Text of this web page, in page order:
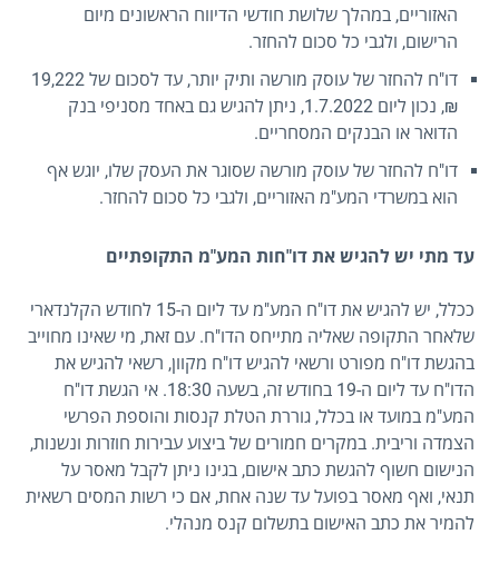
האזוריים, במהלך שלושת חודשי הדיווח הראשונים מיום
הרישום, ולגבי כל סכום להחזר.
דו"ח להחזר של עוסק מורשה ותיק יותר, עד לסכום של 19,222
₪, נכון ליום 1.7.2022, ניתן להגיש גם באחד מסניפי בנק
הדואר או הבנקים המסחריים.
דו"ח להחזר של עוסק מורשה שסוגר את העסק שלו, יוגש אף
הוא במשרדי המע"מ האזוריים, ולגבי כל סכום להחזר.
עד מתי יש להגיש את דו"חות המע"מ התקופתיים
ככלל, יש להגיש את דו"ח המע"מ עד ליום ה-15 לחודש הקלנדארי
שלאחר התקופה שאליה מתייחס הדו"ח. עם זאת, מי שאינו מחוייב
בהגשת דו"ח מפורט ורשאי להגיש דו"ח מקוון, רשאי להגיש את
הדו"ח עד ליום ה-19 בחודש זה, בשעה 18:30. אי הגשת דו"ח
המע"מ במועד או בכלל, גוררת הטלת קנסות והוספת הפרשי
הצמדה וריבית. במקרים חמורים של ביצוע עבירות חוזרות ונשנות,
הנישום חשוף להגשת כתב אישום, בגינו ניתן לקבל מאסר על
תנאי, ואף מאסר בפועל עד שנה אחת, אם כי רשות המסים רשאית
להמיר את כתב האישום בתשלום קנס מנהלי.